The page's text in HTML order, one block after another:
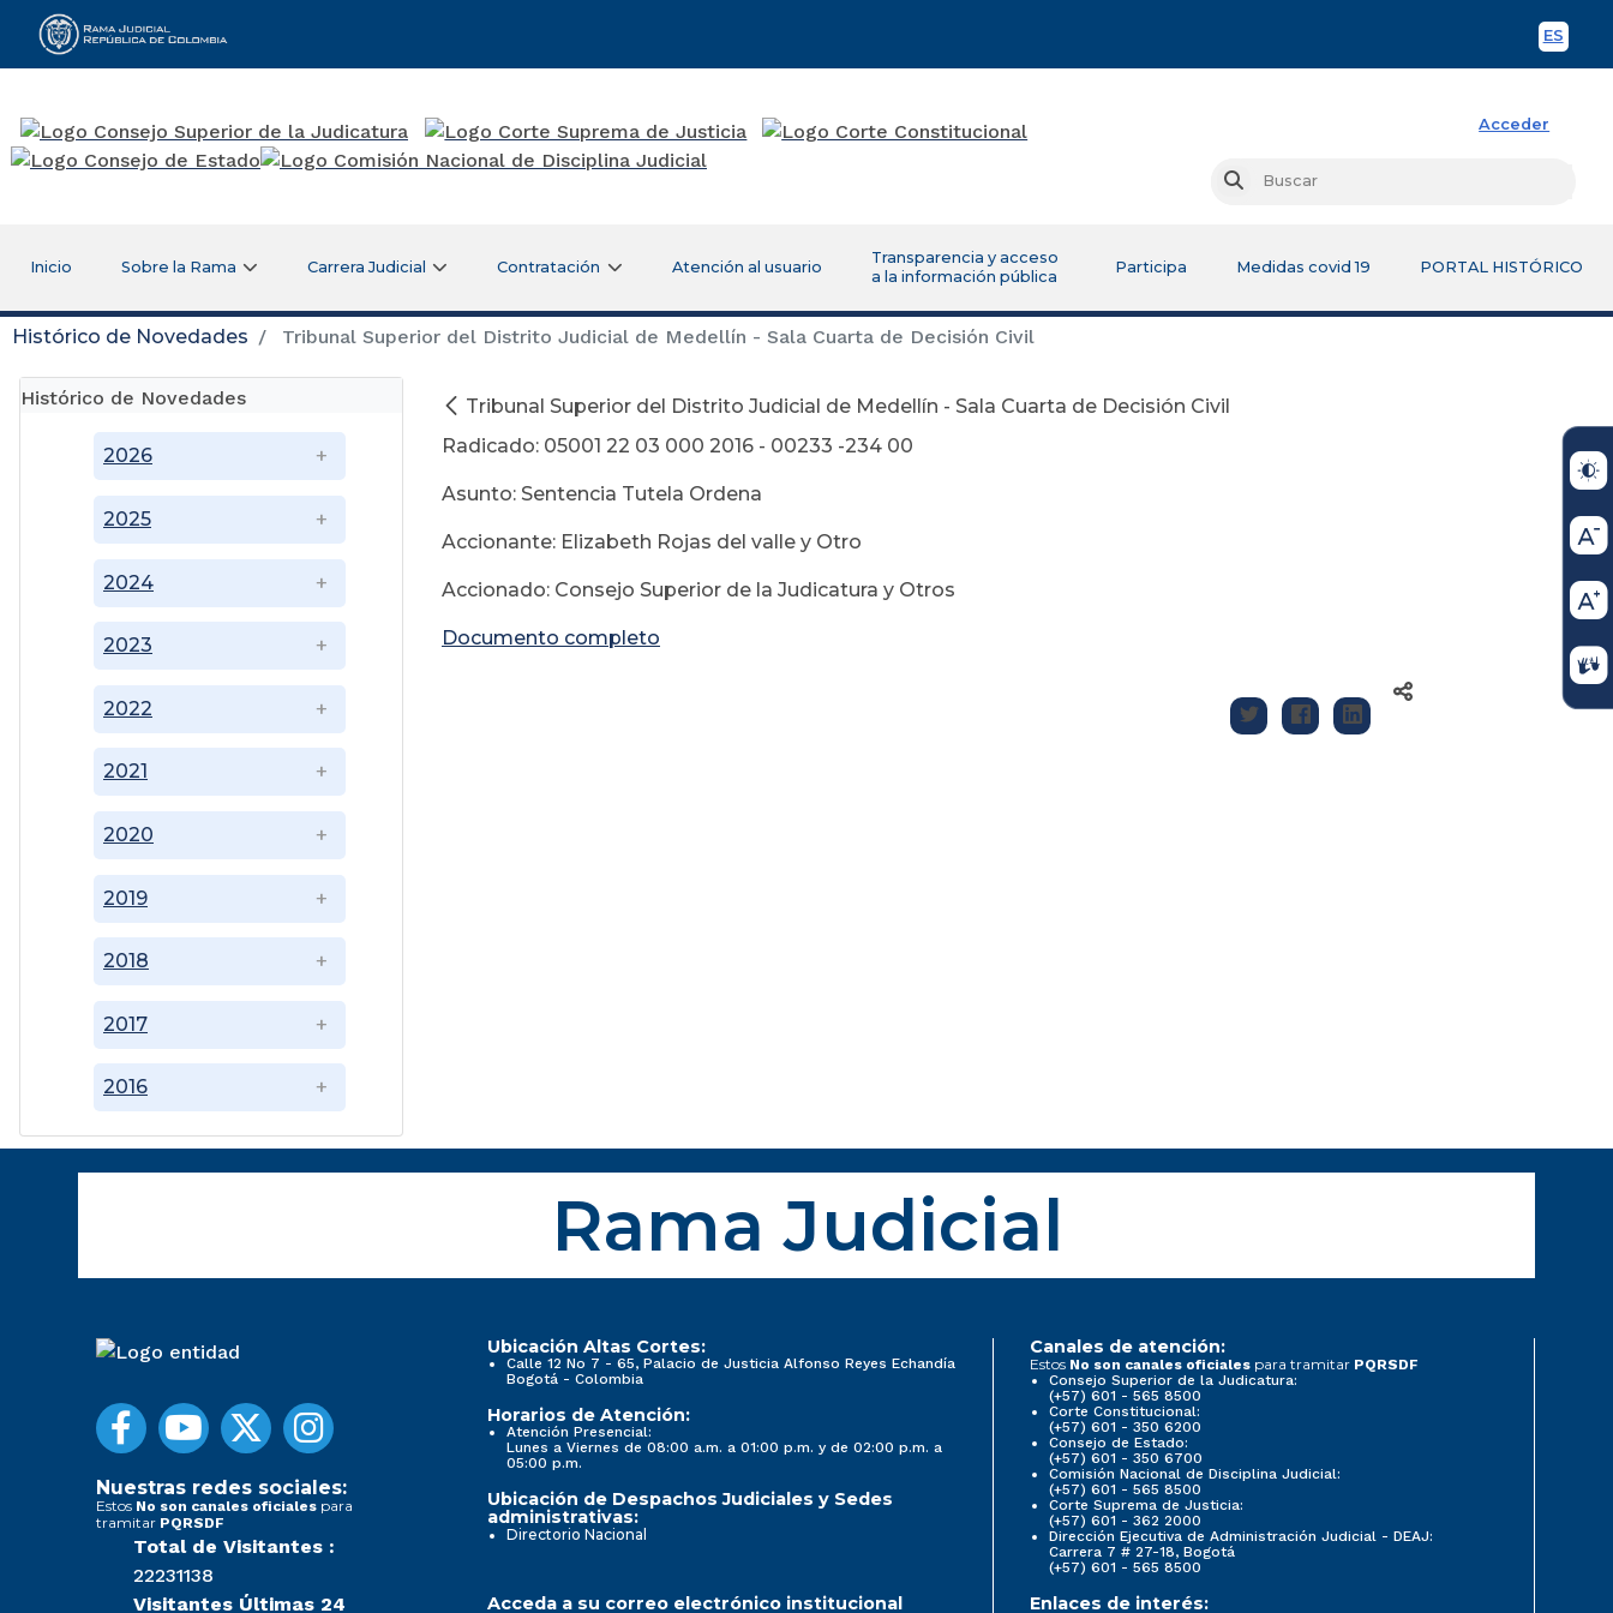
ES
Rama Judicial
Acceder
Buscar
Inicio Sobre la Rama Carrera Judicial Contratación Atención al usuario
Transparencia y acceso
a la información pública
Participa Medidas covid 19 PORTAL HISTÓRICO
Histórico de Novedades Tribunal Superior del Distrito Judicial de Medellín - Sala Cuarta de Decisión Civil
Histórico de Novedades
2016
2017
2018
2019
2020
2021
2022
2023
2024
2025
2026
Tribunal Superior del Distrito Judicial de Medellín - Sala Cuarta de Decisión Civil
Radicado: 05001 22 03 000 2016 - 00233 -234 00
Asunto: Sentencia Tutela Ordena
Accionante: Elizabeth Rojas del valle y Otro
Accionado: Consejo Superior de la Judicatura y Otros
Documento completo
Rama Judicial
Nuestras redes sociales:
Estos No son canales oficiales para
tramitar PQRSDF
Total de Visitantes :
22231138
Visitantes Últimas 24
Ubicación Altas Cortes:
Calle 12 No 7 - 65, Palacio de Justicia Alfonso Reyes Echandía
Bogotá - Colombia
Horarios de Atención:
Atención Presencial:
Lunes a Viernes de 08:00 a.m. a 01:00 p.m. y de 02:00 p.m. a
05:00 p.m.
Ubicación de Despachos Judiciales y Sedes
administrativas:
Directorio Nacional
Canales de atención:
Estos No son canales oficiales para tramitar PQRSDF
Consejo Superior de la Judicatura:
(+57) 601 - 565 8500
Corte Constitucional:
(+57) 601 - 350 6200
Consejo de Estado:
(+57) 601 - 350 6700
Comisión Nacional de Disciplina Judicial:
(+57) 601 - 565 8500
Corte Suprema de Justicia:
(+57) 601 - 362 2000
Dirección Ejecutiva de Administración Judicial - DEAJ:
Carrera 7 # 27-18, Bogotá
(+57) 601 - 565 8500
Acceda a su correo electrónico institucional Enlaces de interés: